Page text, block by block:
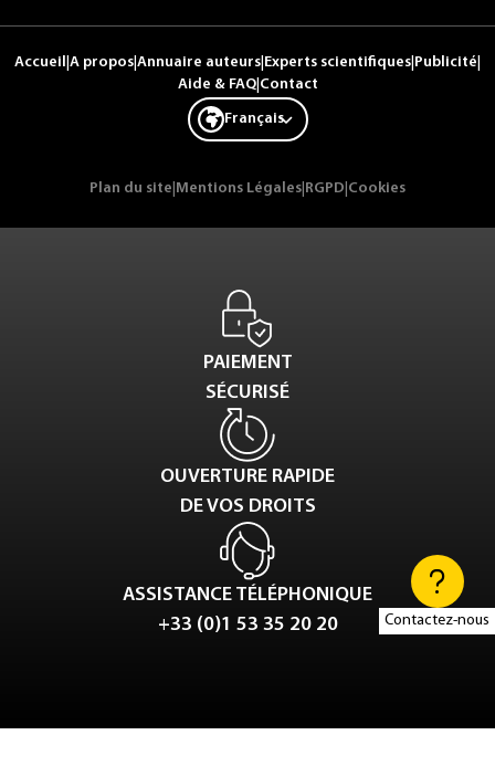
Contactez-nous
Accueil A propos Annuaire auteurs Experts scientifiques Publicité
Aide & FAQ| Contact
Français
Plan du site Mentions Légales RGPD Cookies
PAIEMENT
SÉCURISÉ
OUVERTURE RAPIDE
DE VOS DROITS
ASSISTANCE TÉLÉPHONIQUE
+33 (0)1 53 35 20 20